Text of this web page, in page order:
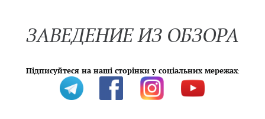
ЗАВЕДЕНИЕ ИЗ ОБЗОРА
Підписуйтеся на наші сторінки у соціальних мережах: